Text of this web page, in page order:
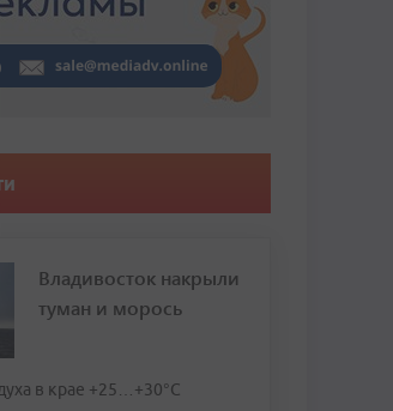
Владивосток накрыли
туман и морось
в крае +25…+30°C